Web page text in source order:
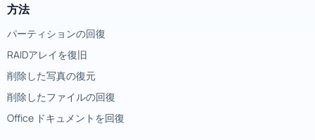
方法
パーティションの回復
RAIDアレイを復旧
削除した写真の復元
削除したファイルの回復
Office ドキュメントを回復